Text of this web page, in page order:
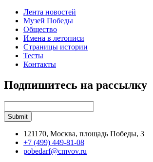
Лента новостей
Музей Победы
Общество
Имена в летописи
Страницы истории
Тесты
Контакты
Подпишитесь на рассылку
121170, Москва, площадь Победы, 3
+7 (499) 449-81-08
pobedarf@cmvov.ru